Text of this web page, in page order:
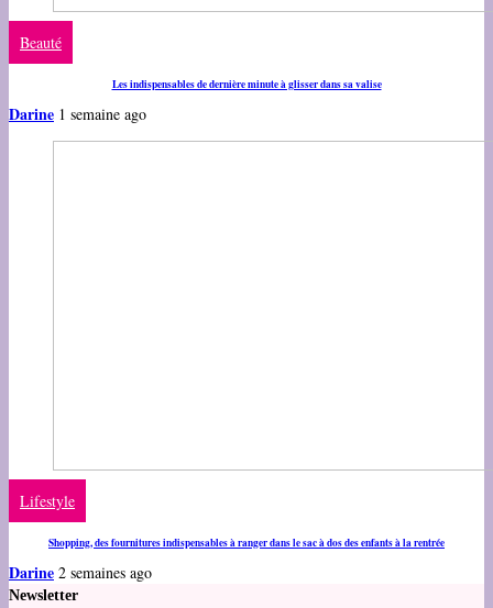
Beauté
Les indispensables de dernière minute à glisser dans sa valise
Darine 1 semaine ago
Lifestyle
Shopping, des fournitures indispensables à ranger dans le sac à dos des enfants à la rentrée
Darine 2 semaines ago
Newsletter